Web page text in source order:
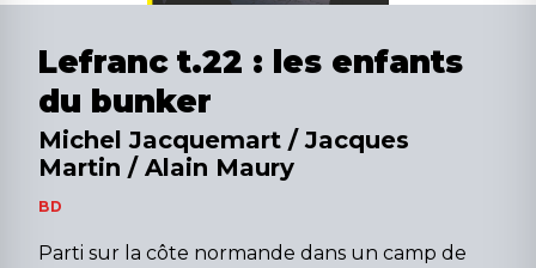
Lefranc t.22 : les enfants
du bunker
Michel Jacquemart / Jacques
Martin / Alain Maury
BD
Parti sur la côte normande dans un camp de